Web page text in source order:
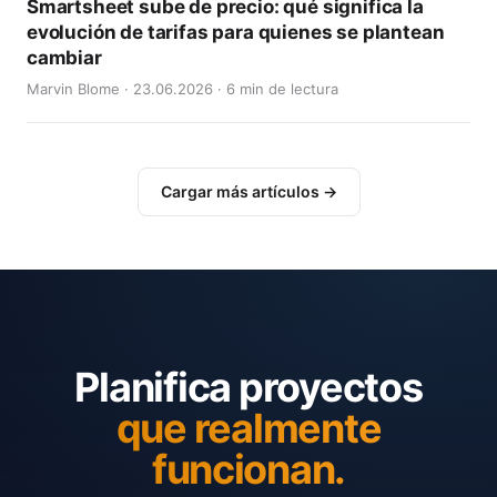
Smartsheet sube de precio: qué significa la
evolución de tarifas para quienes se plantean
cambiar
Marvin Blome · 23.06.2026 · 6 min de lectura
Cargar más artículos →
Planifica proyectos
que realmente
funcionan.